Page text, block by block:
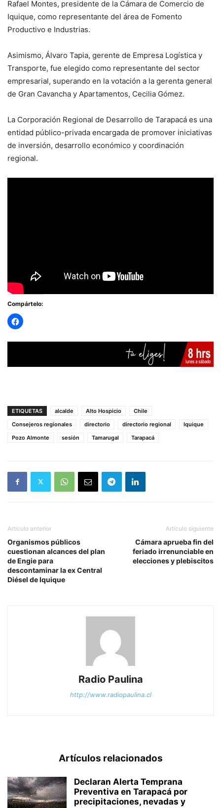
Rafael Montes, presidente de la Cámara de Comercio de
Iquique, como representante del área de Fomento
Productivo e Industrias.
Asimismo, Álvaro Tapia, gerente de Empresa Logística y
Transporte, fue elegido como representante del sector
empresarial, superando en la votación a la gerenta general
de Gran Cavancha y Apartamentos, Cecilia Gómez.
La Corporación Regional de Desarrollo de Tarapacá es una
entidad público-privada encargada de promover iniciativas
de inversión, desarrollo económico y coordinación
regional.
Compártelo:
ETIQUETAS alcalde Alto Hospicio
Chile
Consejeros regionales
directorio directorio regional
Iquique
Pozo Almonte
sesión Tamarugal Tarapacá
Artículo anterior
Organismos públicos
cuestionan alcances del plan
de Engie para
descontaminar la ex Central
Diésel de Iquique
Artículo siguiente
Cámara aprueba fin del
feriado irrenunciable en
elecciones y plebiscitos
Radio Paulina
http://www.radiopaulina.cl
Artículos relacionados
Declaran Alerta Temprana
Preventiva en Tarapacá por
precipitaciones, nevadas y